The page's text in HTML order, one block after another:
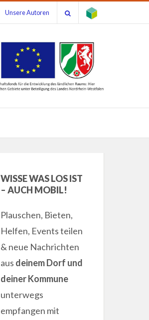
Unsere Autoren
WISSE WAS LOS IST
– AUCH MOBIL!
Plauschen, Bieten,
Helfen, Events teilen
& neue Nachrichten
aus deinem Dorf und
deiner Kommune
unterwegs
empfangen mit